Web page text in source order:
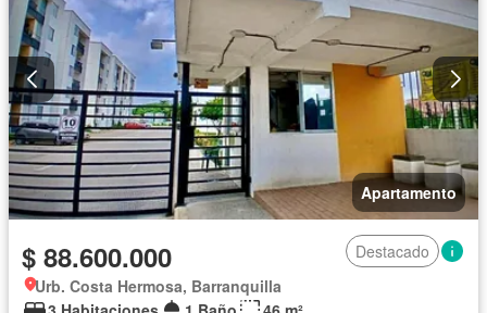
Apartamento
$ 88.600.000
Destacado
Urb. Costa Hermosa, Barranquilla